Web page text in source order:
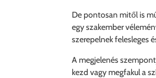
De pontosan mitől is
egy szakember
szerepelnek felesleges
A megjelenés
kezd vagy megfakul a